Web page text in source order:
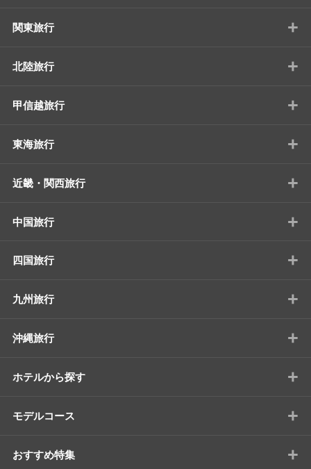
関東旅行 +
北陸旅行 +
甲信越旅行 +
東海旅行 +
近畿・関西旅行 +
中国旅行 +
四国旅行 +
九州旅行 +
沖縄旅行 +
ホテルから探す +
モデルコース +
おすすめ特集 +